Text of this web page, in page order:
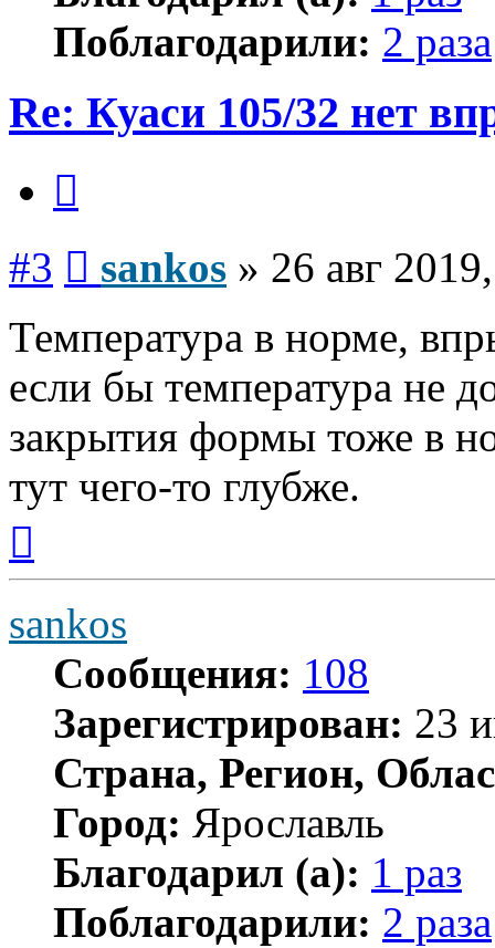
Поблагодарили: 2 раза
Re: Куаси 105/32 нет
#3 sankos » 26 авг
Температура в норме,
если бы температура не
закрытия формы тоже в
тут чего-то глубже.
началу
sankos
Сообщения: 108
Зарегистрирован: 23
Страна, Регион,
Город: Ярославль
Благодарил (а): 1 раз
Поблагодарили: 2 раза